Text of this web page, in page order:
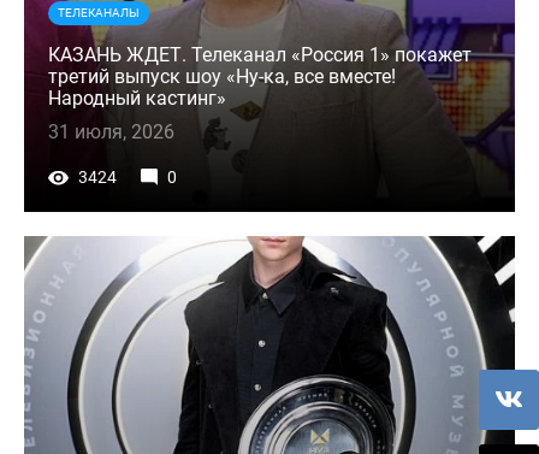
ТЕЛЕКАНАЛЫ
КАЗАНЬ ЖДЕТ. Телеканал «Россия 1» покажет
третий выпуск шоу «Ну-ка, все вместе!
Народный кастинг»
31 июля, 2026
3424 0